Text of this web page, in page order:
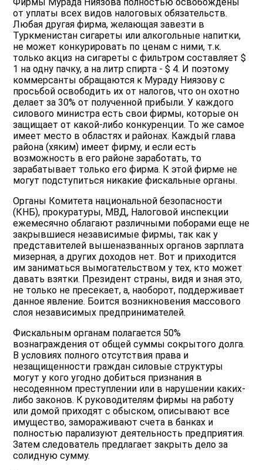
Фирмы Мурада Ниязова полностью освобождены
от уплаты всех видов налоговых обязательств.
Любая другая фирма, желающая завезти в
Туркменистан сигареты или алкогольные напитки,
не может конкурировать по ценам с ними, т.к.
только акциз на сигареты с фильтром составляет $
1 на одну пачку, а на литр спирта - $ 4. И поэтому
коммерсанты обращаются к Мураду Ниязову с
просьбой освободить их от налогов, что он охотно
делает за 30% от полученной прибыли. У каждого
силового министра есть свои фирмы, которые он
защищает от какой-либо конкуренции. То же самое
имеет место в областях и районах. Каждый глава
района (хяким) имеет фирму, и если есть
возможность в его районе заработать, то
зарабатывает только его фирма. К этой фирме не
могут подступиться никакие фискальные органы.
Органы Комитета национальной безопасности
(КНБ), прокуратуры, МВД, Налоговой инспекции
ежемесячно облагают различными поборами еще не
закрывшиеся независимые фирмы, так как у
представителей вышеназванных органов зарплата
мизерная, а других доходов нет. Вот и приходится
им заниматься вымогательством у тех, кто может
давать взятки. Президент страны, видя и зная это,
не только не пресекает, а, наоборот, поддерживает
данное явление. Боится возникновения массового
слоя независимых предпринимателей.
Фискальным органам полагается 50%
вознаграждения от общей суммы сокрытого долга.
В условиях полного отсутствия права и
незащищенности граждан силовые структуры
могут у кого угодно добиться признания в
несодеянном преступлении или в нарушении каких-
либо законов. К руководителям фирмы на работу
или домой приходят с обыском, описывают все
имущество, замораживают счета в банках и
полностью парализуют деятельность предприятия.
Затем следователь предлагает закрыть дело за
солидную сумму.